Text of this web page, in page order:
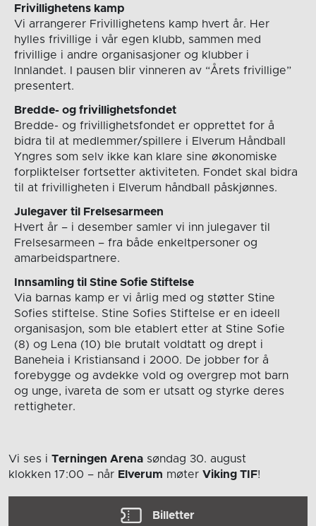
Frivillighetens kamp
Vi arrangerer Frivillighetens kamp hvert år. Her
hylles frivillige i vår egen klubb, sammen med
frivillige i andre organisasjoner og klubber i
Innlandet. I pausen blir vinneren av “Årets frivillige”
presentert.
Bredde- og frivillighetsfondet
Bredde- og frivillighetsfondet er opprettet for å
bidra til at medlemmer/spillere i Elverum Håndball
Yngres som selv ikke kan klare sine økonomiske
forpliktelser fortsetter aktiviteten. Fondet skal bidra
til at frivilligheten i Elverum håndball påskjønnes.
Julegaver til Frelsesarmeen
Hvert år – i desember samler vi inn julegaver til
Frelsesarmeen – fra både enkeltpersoner og
amarbeidspartnere.
Innsamling til Stine Sofie Stiftelse
Via barnas kamp er vi årlig med og støtter Stine
Sofies stiftelse. Stine Sofies Stiftelse er en ideell
organisasjon, som ble etablert etter at Stine Sofie
(8) og Lena (10) ble brutalt voldtatt og drept i
Baneheia i Kristiansand i 2000. De jobber for å
forebygge og avdekke vold og overgrep mot barn
og unge, ivareta de som er utsatt og styrke deres
rettigheter.
Vi ses i Terningen Arena søndag 30. august
klokken 17:00 – når Elverum møter Viking TIF!
Billetter